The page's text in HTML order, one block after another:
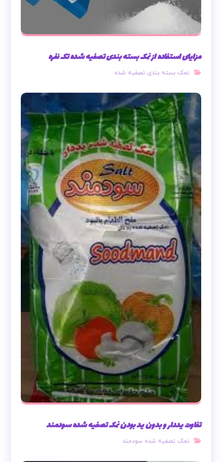
مزایای استفاده از نمک بسته بندی تصفیه شده تک نفره
نمک بسته بندی تصفیه شده
تفاوت یددار و بدون ید بودن نمک تصفیه شده سودمند
نمک تصفیه شده سودمند